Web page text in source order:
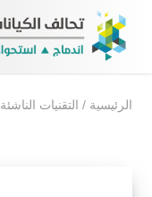
الرئيسية / التقنيات الناشئة